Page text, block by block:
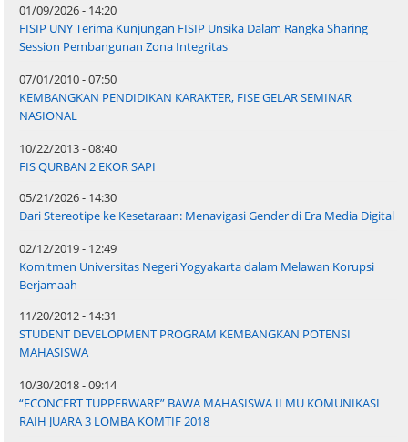
01/09/2026 - 14:20
FISIP UNY Terima Kunjungan FISIP Unsika Dalam Rangka Sharing
Session Pembangunan Zona Integritas
07/01/2010 - 07:50
KEMBANGKAN PENDIDIKAN KARAKTER, FISE GELAR SEMINAR
NASIONAL
10/22/2013 - 08:40
FIS QURBAN 2 EKOR SAPI
05/21/2026 - 14:30
Dari Stereotipe ke Kesetaraan: Menavigasi Gender di Era Media Digital
02/12/2019 - 12:49
Komitmen Universitas Negeri Yogyakarta dalam Melawan Korupsi
Berjamaah
11/20/2012 - 14:31
STUDENT DEVELOPMENT PROGRAM KEMBANGKAN POTENSI
MAHASISWA
10/30/2018 - 09:14
“ECONCERT TUPPERWARE” BAWA MAHASISWA ILMU KOMUNIKASI
RAIH JUARA 3 LOMBA KOMTIF 2018